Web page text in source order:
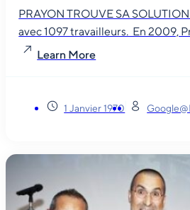
PRAYON TROUVE SA
avec 1097 travailleurs. En 2009,
Learn More
1 Janvier 1970